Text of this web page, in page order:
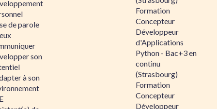
de parole
son
à son
Formation
Concepteur
Développeur
d'Applications
Python - Bac+3 en
continu
(Strasbourg)
Formation
Concepteur
Développeur